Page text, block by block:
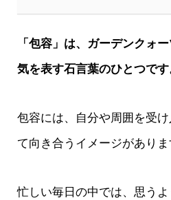
「包容」は、ガーデンクォ
気を表す石言葉のひとつです
包容には、自分や周囲を受
て向き合うイメージがありま
忙しい毎日の中では、思うよ